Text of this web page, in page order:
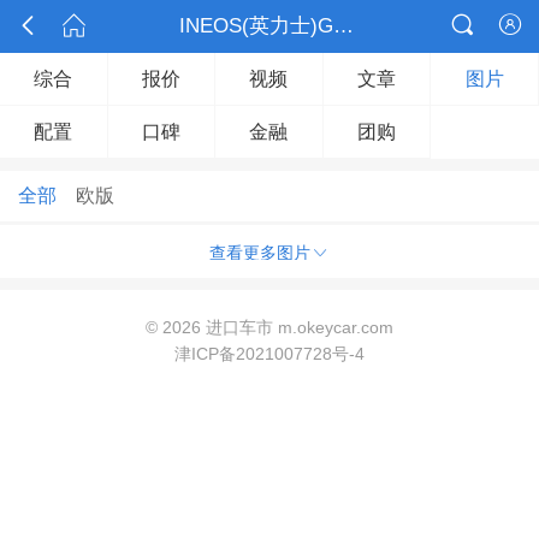
  INEOS(英力士)Grenadier掷弹兵 

综合 报价 视频 文章 图片
配置 口碑 金融 团购
全部 欧版
查看更多图片
© 2026 进口车市 m.okeycar.com
津ICP备2021007728号-4